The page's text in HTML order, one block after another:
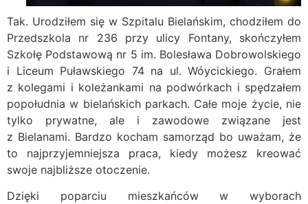
Tak. Urodziłem się w Szpitalu Bielańskim, chodziłem do
Przedszkola nr 236 przy ulicy Fontany, skończyłem
Szkołę Podstawową nr 5 im. Bolesława Dobrowolskiego
i Liceum Puławskiego 74 na ul. Wóycickiego. Grałem
z kolegami i koleżankami na podwórkach i spędzałem
popołudnia w bielańskich parkach. Całe moje życie, nie
tylko prywatne, ale i zawodowe związane jest
z Bielanami. Bardzo kocham samorząd bo uważam, że
to najprzyjemniejsza praca, kiedy możesz kreować
swoje najbliższe otoczenie.
Dzięki poparciu mieszkańców w wyborach